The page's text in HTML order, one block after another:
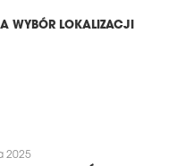
WYBÓR LOKALIZACJI
2025